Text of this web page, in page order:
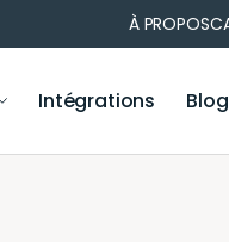
À PROPOS
Intégrations